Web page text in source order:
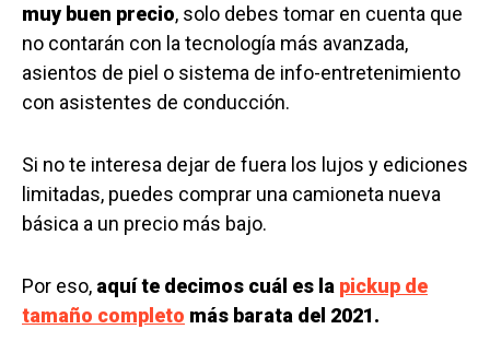
muy buen precio, solo debes tomar en cuenta que
no contarán con la tecnología más avanzada,
asientos de piel o sistema de info-entretenimiento
con asistentes de conducción.
Si no te interesa dejar de fuera los lujos y ediciones
limitadas, puedes comprar una camioneta nueva
básica a un precio más bajo.
Por eso, aquí te decimos cuál es la pickup de
tamaño completo más barata del 2021.